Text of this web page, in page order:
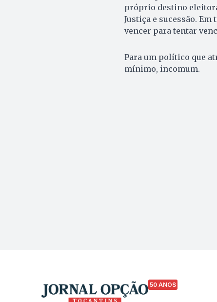
próprio destino
Justiça e sucessão.
vencer para tentar
Para um político que
mínimo, incomum.
50 ANOS